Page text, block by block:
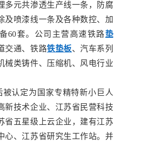
多元共渗透生产线一条，防腐
及喷漆线一条及各种数控、加
60套。公司主营高速铁路垫
交通、铁路铁垫板、汽车系列
械类铸件、压缩机、风电行业
被认定为国家专精特新小巨人
新技术企业、江苏省民营科技
省五星级上云企业，建有江苏
心、江苏省研究生工作站。并